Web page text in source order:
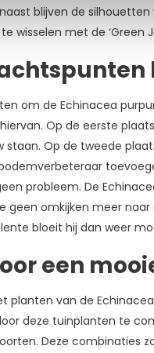
blijven de
wisselen met de ‘Green
om de Echinacea
Op de eerste
staan. Op de tweede
probleem. De
geen omkijken meer
bloeit hij dan weer
een
planten van de
deze tuinplanten te
Deze combinaties